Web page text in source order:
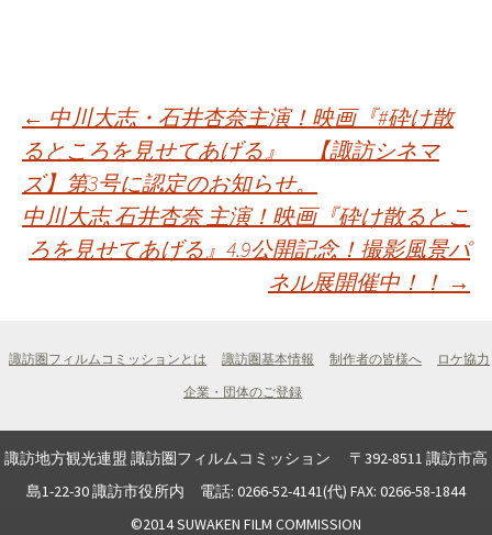
投
稿
ナ
ビ
ー
← 中川大志・石井杏奈主演！映画『#砕け散
るところを見せてあげる』 【諏訪シネマ
ズ】第3号に認定のお知らせ。
中川大志 石井杏奈 主演！映画『砕け散るとこ
ろを見せてあげる』4.9公開記念！撮影風景パ
ネル展開催中！！ →
諏訪圏フィルムコミッションとは 諏訪圏基本情報 制作者の皆様へ
ロケ協力
企業・団体のご登録
諏訪地方観光連盟 諏訪圏フィルムコミッション 〒392-8511 諏訪市高
島1-22-30 諏訪市役所内 電話: 0266-52-4141(代) FAX: 0266-58-1844
©2014 SUWAKEN FILM COMMISSION